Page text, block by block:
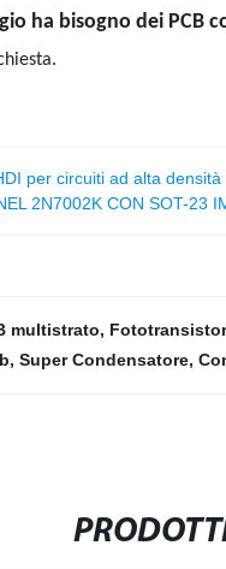
ha bisogno dei
per circuiti ad alta densità
2N7002K CON SOT-23
multistrato, Fototransistor
, Super Condensatore,